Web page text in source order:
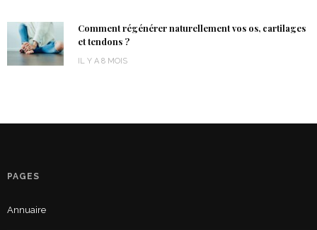
Comment régénérer naturellement vos os, cartilages
et tendons ?
IL Y A 8 MOIS
PAGES
Annuaire